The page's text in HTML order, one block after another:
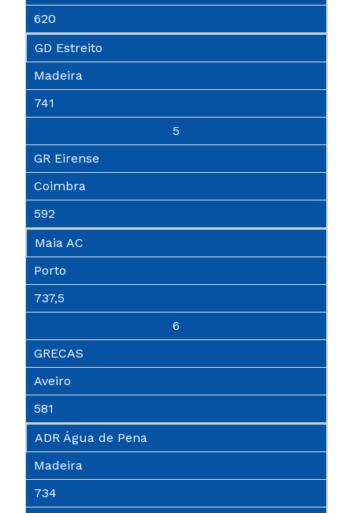
620
GD Estreito
Madeira
741
5
GR Eirense
Coimbra
592
Maia AC
Porto
737,5
6
GRECAS
Aveiro
581
ADR Água de Pena
Madeira
734